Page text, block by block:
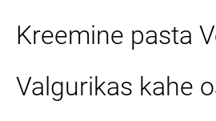
Kreemine pasta
Valgurikas kahe